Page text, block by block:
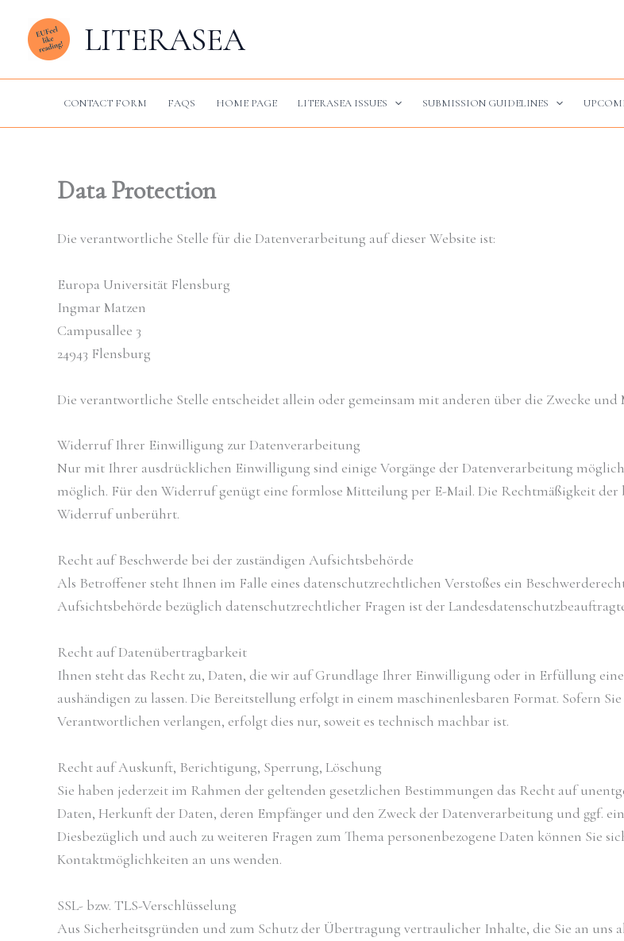
content
LITERASEA
CONTACT FORM FAQS HOME PAGE LITERASEA ISSUES SUBMISSION GUIDELINES
Data Protection
Die verantwortliche Stelle für die Datenverarbeitung auf dieser Website ist:
Europa Universität Flensburg
Ingmar Matzen
Campusallee 3
24943 Flensburg
Die verantwortliche Stelle entscheidet allein oder gemeinsam mit anderen über die Zwecke
Widerruf Ihrer Einwilligung zur Datenverarbeitung
Nur mit Ihrer ausdrücklichen Einwilligung sind einige Vorgänge der Datenverarbeitung
möglich. Für den Widerruf genügt eine formlose Mitteilung per E-Mail. Die Rechtmäßigkeit
Widerruf unberührt.
Recht auf Beschwerde bei der zuständigen Aufsichtsbehörde
Als Betroffener steht Ihnen im Falle eines datenschutzrechtlichen Verstoßes ein
Aufsichtsbehörde bezüglich datenschutzrechtlicher Fragen ist der
Recht auf Datenübertragbarkeit
Ihnen steht das Recht zu, Daten, die wir auf Grundlage Ihrer Einwilligung oder in Erfüllung
aushändigen zu lassen. Die Bereitstellung erfolgt in einem maschinenlesbaren Format. Sofern
Verantwortlichen verlangen, erfolgt dies nur, soweit es technisch machbar ist.
Recht auf Auskunft, Berichtigung, Sperrung, Löschung
Sie haben jederzeit im Rahmen der geltenden gesetzlichen Bestimmungen das Recht auf
Daten, Herkunft der Daten, deren Empfänger und den Zweck der Datenverarbeitung und ggf.
Diesbezüglich und auch zu weiteren Fragen zum Thema personenbezogene Daten können Sie
Kontaktmöglichkeiten an uns wenden.
SSL- bzw. TLS-Verschlüsselung
Aus Sicherheitsgründen und zum Schutz der Übertragung vertraulicher Inhalte, die Sie an uns